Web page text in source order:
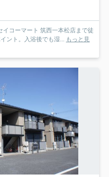
コーマート 筑西一本松店まで徒
ント。入浴後でも湿...
もっと見